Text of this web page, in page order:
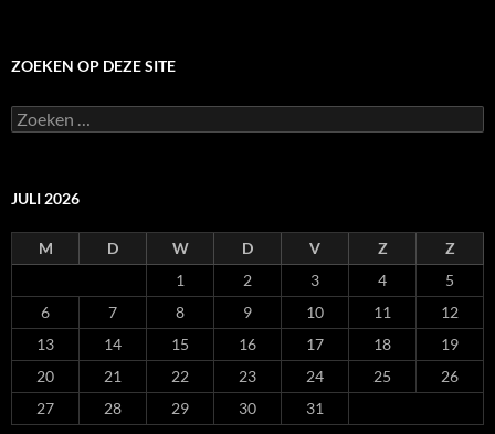
ZOEKEN OP DEZE SITE
Zoeken
naar:
JULI 2026
M D W D V Z
Z
1
2 3 4
5
6
7 8 9 10 11
12
13
14 15 16 17 18
19
20
21 22 23 24 25
26
27
28 29 30
31